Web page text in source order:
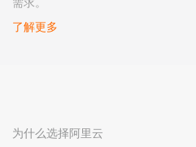
了解更多
为什么选择阿里云